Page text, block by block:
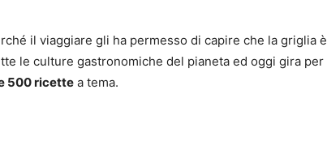
il viaggiare gli ha permesso di capire che la griglia è
le culture gastronomiche del pianeta ed oggi gira per
500 ricette a tema.